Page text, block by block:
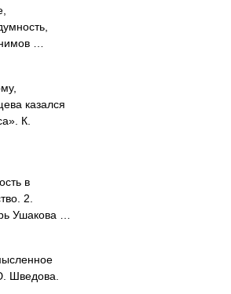
…
казался
К.
в
2.
Ушакова …
Шведова.